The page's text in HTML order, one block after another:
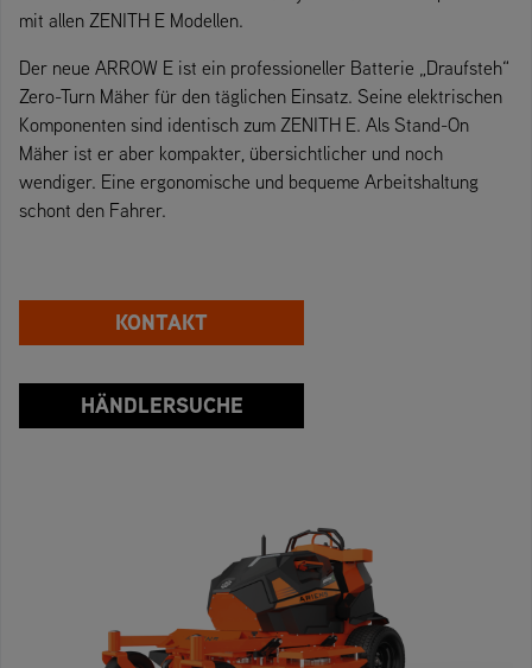
mit allen ZENITH E Modellen.
Der neue ARROW E ist ein professioneller Batterie „Draufsteh“
Zero-Turn Mäher für den täglichen Einsatz. Seine elektrischen
Komponenten sind identisch zum ZENITH E. Als Stand-On
Mäher ist er aber kompakter, übersichtlicher und noch
wendiger. Eine ergonomische und bequeme Arbeitshaltung
schont den Fahrer.
KONTAKT
HÄNDLERSUCHE